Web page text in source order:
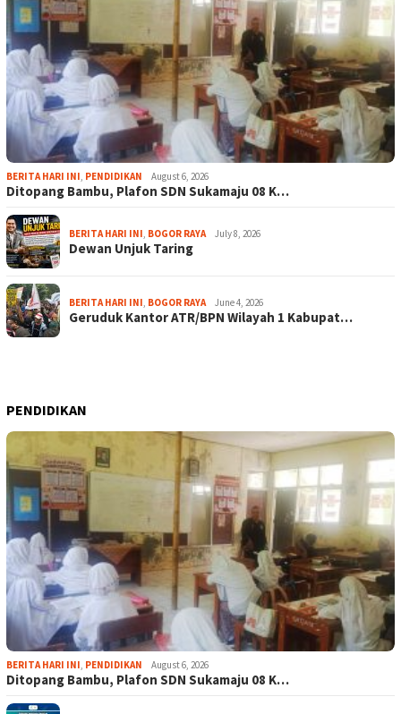
BERITA HARI INI, PENDIDIKAN August 6, 2026
Ditopang Bambu, Plafon SDN Sukamaju 08 K…
BERITA HARI INI, BOGOR RAYA July 8, 2026
Dewan Unjuk Taring
BERITA HARI INI, BOGOR RAYA June 4, 2026
Geruduk Kantor ATR/BPN Wilayah 1 Kabupat…
PENDIDIKAN
BERITA HARI INI, PENDIDIKAN August 6, 2026
Ditopang Bambu, Plafon SDN Sukamaju 08 K…